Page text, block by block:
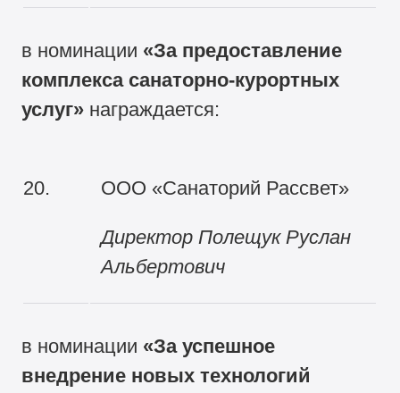
в номинации «За предоставление
комплекса санаторно-курортных
услуг» награждается:
20. ООО «Санаторий Рассвет»
Директор Полещук Руслан
Альбертович
в номинации «За успешное
внедрение новых технологий